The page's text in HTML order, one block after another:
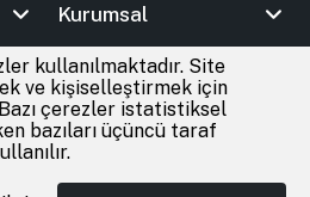
Kurumsal
Tüm Hakları Saklıdır
kullanılmaktadır. Site
ve kişiselleştirmek için
çerezler istatistiksel
bazıları üçüncü taraf